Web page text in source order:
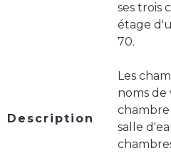
Description
ses trois
étage
70.
Les
noms de
chambre
salle